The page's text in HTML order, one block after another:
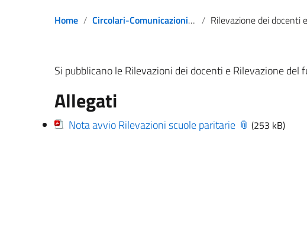
Home Circolari-Comunicazioni-Notizie Rilevazione dei docenti e Rilevazione del funzionamento – Scuole paritarie A .S. 2023/2024-c.a. Coordinatore scolastico
Si pubblicano le Rilevazioni dei docenti e Rilevazione
Allegati
Nota avvio Rilevazioni scuole paritarie (253 kB)